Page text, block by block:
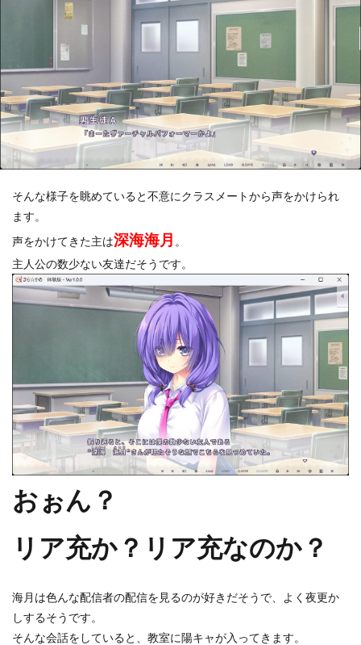
そんな様子を眺めていると不意にクラスメートから声をかけられ
ます。
声をかけてきた主は深海海月 。
主人公の数少ない友達だそうです。
おぉん？
リア充か？リア充なのか？
海月は色んな配信者の配信を見るのが好きだそうで、よく夜更か
しするそうです。
そんな会話をしていると、教室に陽キャが入ってきます。